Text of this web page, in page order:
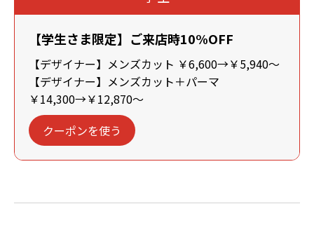
【学生さま限定】ご来店時10%OFF
【デザイナー】メンズカット ￥6,600→￥5,940～
【デザイナー】メンズカット＋パーマ
￥14,300→￥12,870～
クーポンを使う